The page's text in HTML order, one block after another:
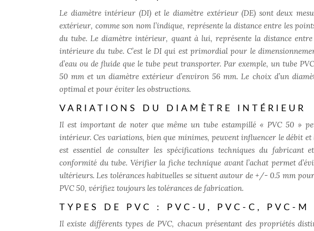
Le diamètre intérieur (DI) et le diamètre extérieur (DE) sont deux
extérieur, comme son nom l’indique, représente la distance entre les
du tube. Le diamètre intérieur, quant à lui, représente la distance
intérieure du tube. C’est le DI qui est primordial pour le
d’eau ou de fluide que le tube peut transporter. Par exemple, un tube
50 mm et un diamètre extérieur d’environ 56 mm. Le choix d’un
optimal et pour éviter les obstructions.
VARIATIONS DU DIAMÈTRE INTÉRIEUR
Il est important de noter que même un tube estampillé « PVC 50 »
intérieur. Ces variations, bien que minimes, peuvent influencer le débit
est essentiel de consulter les spécifications techniques du fabricant
conformité du tube. Vérifier la fiche technique avant l’achat permet
ultérieurs. Les tolérances habituelles se situent autour de +/- 0.5 mm
PVC 50, vérifiez toujours les tolérances de fabrication.
TYPES DE PVC : PVC-U, PVC-C, PVC-M
Il existe différents types de PVC, chacun présentant des propriétés